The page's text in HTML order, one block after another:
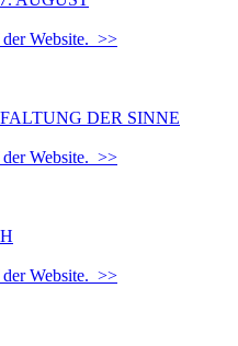
der Website. >>
DER SINNE
der Website. >>
der Website. >>